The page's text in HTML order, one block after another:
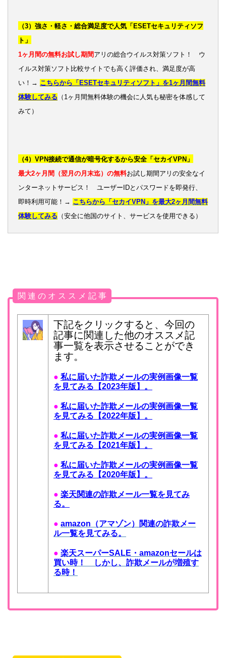
（3）強さ・軽さ・総合満足度で人気「ESETセキュリティソフ
ト」
1ヶ月間の無料お試し期間 アリの総合ウイルス対策ソフト！ ウ
イルス対策ソフト比較サイトでも高く評価され、満足度が高
い！→ こちらから「ESETセキュリティソフト」を1ヶ月間無料
体験してみる （1ヶ月間無料体験の機会に人気も秘密を体感して
みて）
（4）VPN接続で通信が暗号化するから安全「セカイVPN」
最大2ヶ月間（翌月の月末迄）の無料お試し期間アリの安全なイ
ンターネットサービス！ ユーザーIDとパスワードを即発行、
即時利用可能！→ こちらから「セカイVPN」を最大2ヶ月間無料
体験してみる （安全に他国のサイト、サービスを使用できる）
関 連 の オ ス ス メ 記 事
下記をクリックすると、今回の
記事に関連した他のオススメ記
事一覧を表示させることができ
ます。
● 私に届いた詐欺メールの実例画像一覧
を見てみる【2023年版】。
● 私に届いた詐欺メールの実例画像一覧
を見てみる【2022年版】。
● 私に届いた詐欺メールの実例画像一覧
を見てみる【2021年版】。
● 私に届いた詐欺メールの実例画像一覧
を見てみる【2020年版】。
● 楽天関連の詐欺メール一覧を見てみ
る。
● amazon（アマゾン）関連の詐欺メー
ル一覧を見てみる。
● 楽天スーパーSALE・amazonセールは
買い時！ しかし、詐欺メールが増殖す
る時！